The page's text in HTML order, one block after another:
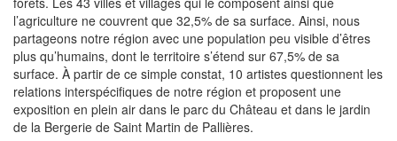
l’agriculture ne couvrent que 32,5% de sa surface. Ainsi, nous
partageons notre région avec une population peu visible d’êtres
plus qu’humains, dont le territoire s’étend sur 67,5% de sa
surface. À partir de ce simple constat, 10 artistes questionnent les
relations interspécifiques de notre région et proposent une
exposition en plein air dans le parc du Château et dans le jardin
de la Bergerie de Saint Martin de Pallières.